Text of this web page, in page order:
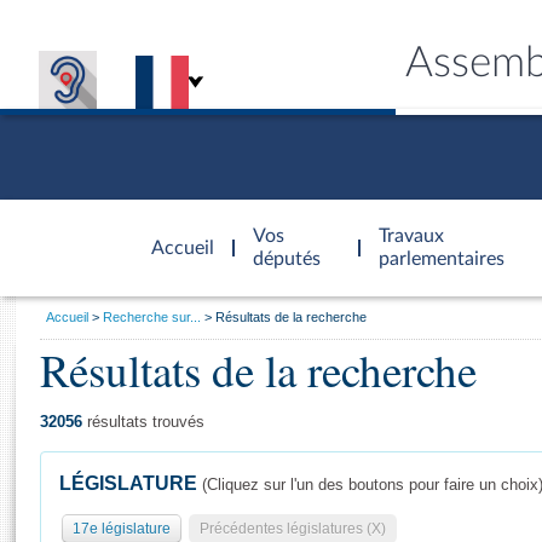
Accueil
d'accueil
Vos
députés
Travaux
parlementaires
Général
Vous
Accueil Recherche sur... Résultats de la recherche
Résultats de la recherche
32056 résultats trouvés
LÉGISLATURE (Cliquez sur l'un des boutons pour faire un choix)
17e législature Précédentes législatures (X)